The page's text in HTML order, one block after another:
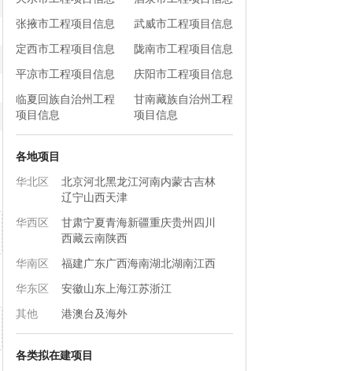
张掖市工程项目信息
武威市工程项目信息
定西市工程项目信息
陇南市工程项目信息
平凉市工程项目信息
庆阳市工程项目信息
临夏回族自治州工程
项目信息
甘南藏族自治州工程
项目信息
各地项目
华北区
北京河北黑龙江河南内蒙古吉林
辽宁山西天津
华西区
甘肃宁夏青海新疆重庆贵州四川
西藏云南陕西
华南区
福建广东广西海南湖北湖南江西
华东区
安徽山东上海江苏浙江
其他
港澳台及海外
各类拟在建项目